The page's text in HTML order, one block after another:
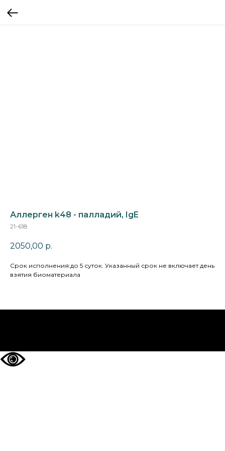
Аллерген k48 - палладий, IgE
21-618
2050,00 р.
Cрок исполнения:до 5 суток. Указанный срок не включает день
взятия биоматериала